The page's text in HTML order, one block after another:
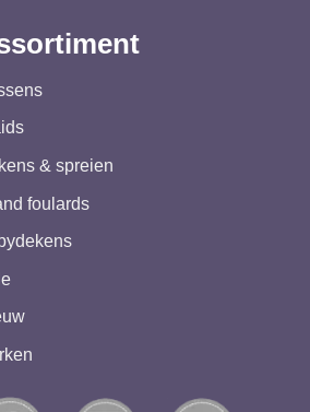
& spreien
foulards